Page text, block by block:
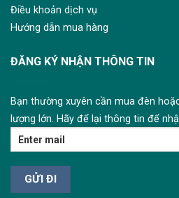
Điều khoản dịch vụ
Hướng dẫn mua hàng
ĐĂNG KÝ NHẬN THÔNG TIN
Bạn thường xuyên cần mua đèn
lượng lớn. Hãy để lại thông tin để